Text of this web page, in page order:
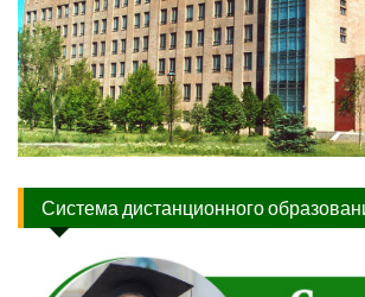
Система дистанционного